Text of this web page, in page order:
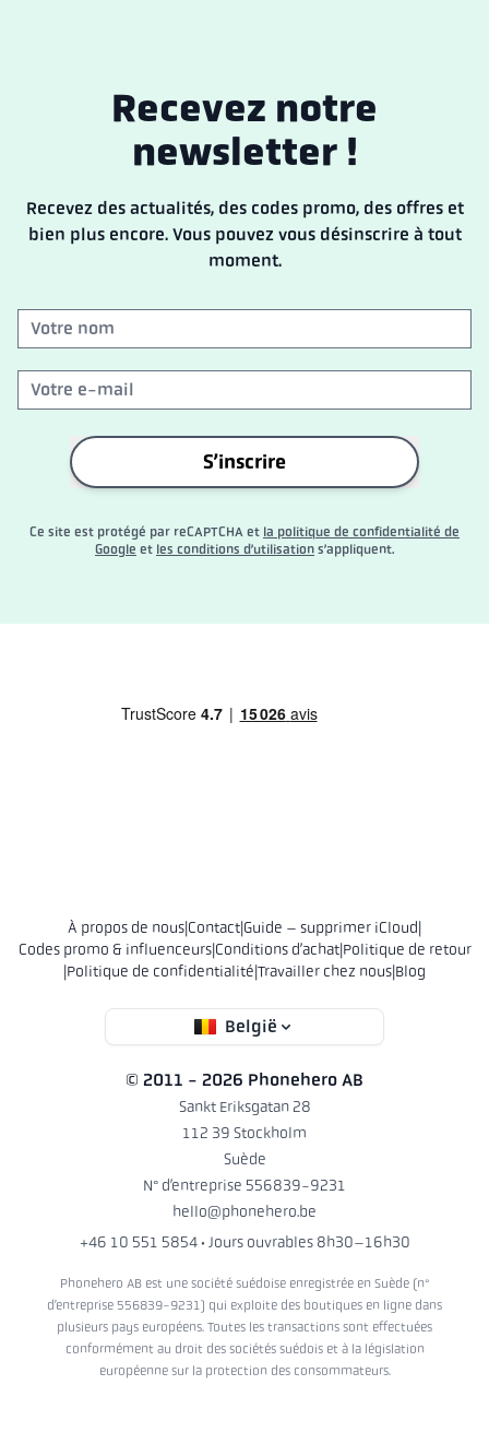
Recevez notre
newsletter !
Recevez des actualités, des codes promo, des offres et
bien plus encore. Vous pouvez vous désinscrire à tout
moment.
S’inscrire
Ce site est protégé par reCAPTCHA et la politique de confidentialité de
Google et les conditions d’utilisation s’appliquent.
À propos de nous|Contact|Guide – supprimer iCloud|
Codes promo & influenceurs|Conditions d’achat|Politique de retour
|Politique de confidentialité|Travailler chez nous|Blog
België
© 2011 - 2026 Phonehero AB
Sankt Eriksgatan 28
112 39 Stockholm
Suède
N° d’entreprise 556839-9231
hello@phonehero.be
+46 10 551 5854· Jours ouvrables 8h30–16h30
Phonehero AB est une société suédoise enregistrée en Suède (n°
d’entreprise 556839-9231) qui exploite des boutiques en ligne dans
plusieurs pays européens. Toutes les transactions sont effectuées
conformément au droit des sociétés suédois et à la législation
européenne sur la protection des consommateurs.